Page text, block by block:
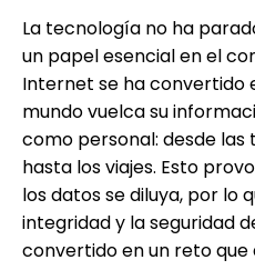
La tecnología no ha
un papel esencial en el
Internet se ha convertido
mundo vuelca su
como personal: desde
hasta los viajes. Esto
los datos se diluya, por lo
integridad y la seguridad
convertido en un reto que